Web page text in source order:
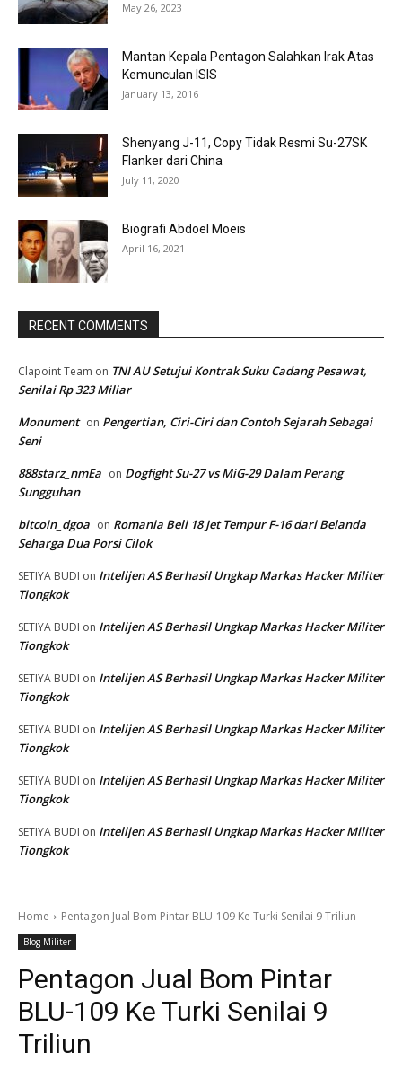
May 26, 2023
Mantan Kepala Pentagon Salahkan Irak Atas
Kemunculan ISIS
January 13, 2016
Shenyang J-11, Copy Tidak Resmi Su-27SK
Flanker dari China
July 11, 2020
Biografi Abdoel Moeis
April 16, 2021
RECENT COMMENTS
Clapoint Team on TNI AU Setujui Kontrak Suku Cadang Pesawat,
Senilai Rp 323 Miliar
Monument on Pengertian, Ciri-Ciri dan Contoh Sejarah Sebagai
Seni
888starz_nmEa on Dogfight Su-27 vs MiG-29 Dalam Perang
Sungguhan
bitcoin_dgoa on Romania Beli 18 Jet Tempur F-16 dari Belanda
Seharga Dua Porsi Cilok
SETIYA BUDI on Intelijen AS Berhasil Ungkap Markas Hacker Militer
Tiongkok
SETIYA BUDI on Intelijen AS Berhasil Ungkap Markas Hacker Militer
Tiongkok
SETIYA BUDI on Intelijen AS Berhasil Ungkap Markas Hacker Militer
Tiongkok
SETIYA BUDI on Intelijen AS Berhasil Ungkap Markas Hacker Militer
Tiongkok
SETIYA BUDI on Intelijen AS Berhasil Ungkap Markas Hacker Militer
Tiongkok
SETIYA BUDI on Intelijen AS Berhasil Ungkap Markas Hacker Militer
Tiongkok